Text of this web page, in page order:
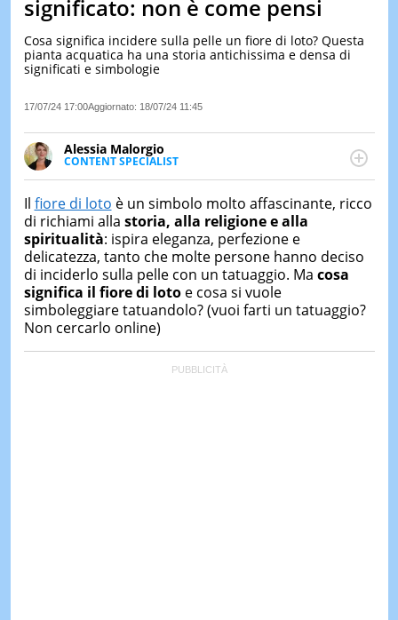
DI
significato: non è come pensi
Cosa significa incidere sulla pelle un fiore di loto? Questa
pianta acquatica ha una storia antichissima e densa di
significati e simbologie
17/07/24 17:00Aggiornato: 18/07/24 11:45
Alessia Malorgio
CONTENT SPECIALIST
Ha conseguito un Master in Marketing Management
e Google Digital Training su Marketing digitale. Si
occupa della creazione di contenuti in ottica SEO e
dello sviluppo di strategie marketing attraverso
canali digitali.
Il fiore di loto è un simbolo molto affascinante, ricco
di richiami alla storia, alla religione e alla
spiritualità: ispira eleganza, perfezione e
delicatezza, tanto che molte persone hanno deciso
di inciderlo sulla pelle con un tatuaggio. Ma cosa
significa il fiore di lotoe cosa si vuole
simboleggiare tatuandolo? (vuoi farti un tatuaggio?
Non cercarlo online)